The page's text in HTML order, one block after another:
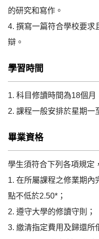
的研究和寫作。
4. 撰寫一篇符合學校要求
辯。
學習時間
1. 科目修讀時間為18個月
2. 課程一般安排於星期一
畢業資格
學生須符合下列各項規定
1. 在所屬課程之修業期
點不低於2.50*；
2. 遵守大學的修讀守則；
3. 繳清指定費用及歸還所